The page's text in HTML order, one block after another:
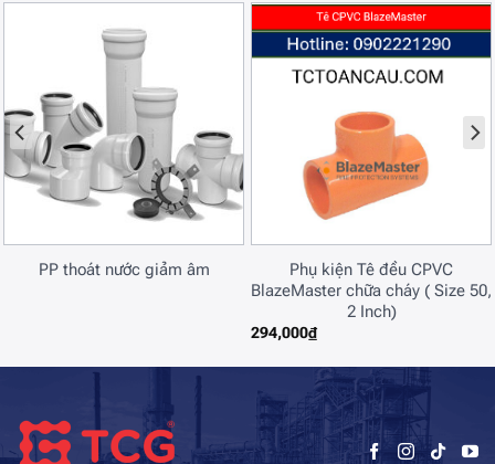
PP thoát nước giảm âm
Phụ kiện Tê đều CPVC
BlazeMaster chữa cháy ( Size 50,
2 Inch)
294,000₫